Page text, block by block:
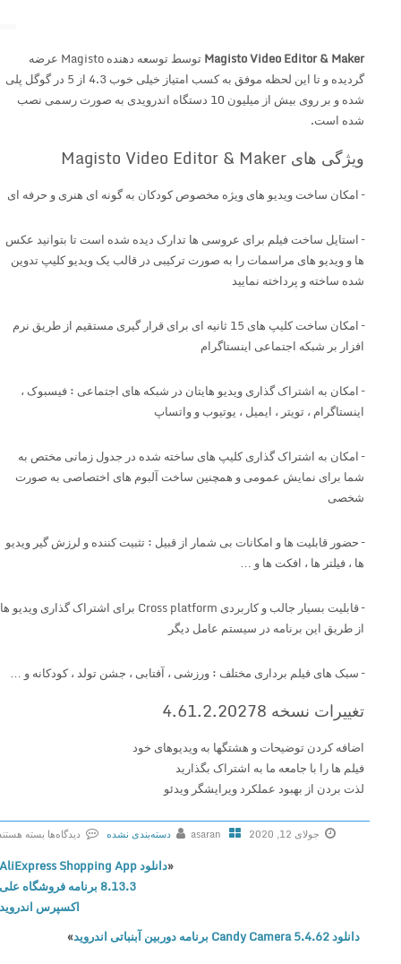
Magisto Video Editor & Maker
توسط توسعه دهنده Magisto عرضه
گردیده و تا این لحظه موفق به کسب امتیاز خیلی خوب 4.3 از 5 در گوگل پلی
شده و بر روی بیش از میلیون 10 دستگاه اندرویدی به صورت رسمی نصب
شده است.
ویژگی های Magisto Video Editor & Maker
– امکان ساخت ویدیو های ویژه مخصوص کودکان به گونه ای هنری و حرفه ای
– استایل ساخت فیلم برای عروسی ها تدارک دیده شده است تا بتوانید عکس
ها و ویدیو های مراسمات را به صورت ترکیبی در قالب یک ویدیو کلیپ تدوین
شده ساخته و پرداخته نمایید
– امکان ساخت کلیپ های 15 ثانیه ای برای قرار گیری مستقیم از طریق نرم
افزار بر شبکه اجتماعی اینستاگرام
– امکان به اشتراک گذاری ویدیو هایتان در شبکه های اجتماعی : فیسبوک ،
اینستاگرام ، تویتر ، ایمیل ، یوتیوب و واتساپ
– امکان به اشتراک گذاری کلیپ های ساخته شده در جدول زمانی مختص به
شما برای نمایش عمومی و همچنین ساخت آلبوم های اختصاصی به صورت
شخصی
– حضور قابلیت ها و امکانات بی شمار از قبیل : تثبیت کننده و لرزش گیر ویدیو
ها ، فیلتر ها ، افکت ها و …
– قابلیت بسیار جالب و کاربردی Cross platform برای اشتراک گذاری ویدیو ها
از طریق این برنامه در سیستم عامل دیگر
– سبک های فیلم برداری مختلف : ورزشی ، آفتابی ، جشن تولد ، کودکانه و …
تغییرات نسخه 4.61.2.20278
اضافه کردن توضیحات و هشتگها به ویدیوهای خود
فیلم ها را با جامعه ما به اشتراک بگذارید
لذت بردن از بهبود عملکرد ویرایشگر ویدئو
جولای 12, 2020 asaran دسته‌بندی نشده
دیدگاه‌ها
ر
ا
ی
M
بسته هستند
دانلود AliExpress Shopping App
8.13.3 برنامه فروشگاه علی
اکسپرس اندروید
دانلود Candy Camera 5.4.62 برنامه دوربین آبنباتی اندروید
»